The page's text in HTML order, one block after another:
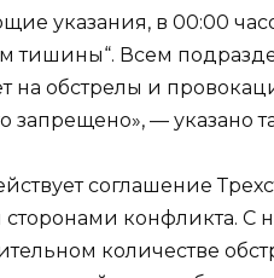
указания, в 00:00
тишины“. Всем
на обстрелы и
— указано
соглашение
конфликта. С
количестве